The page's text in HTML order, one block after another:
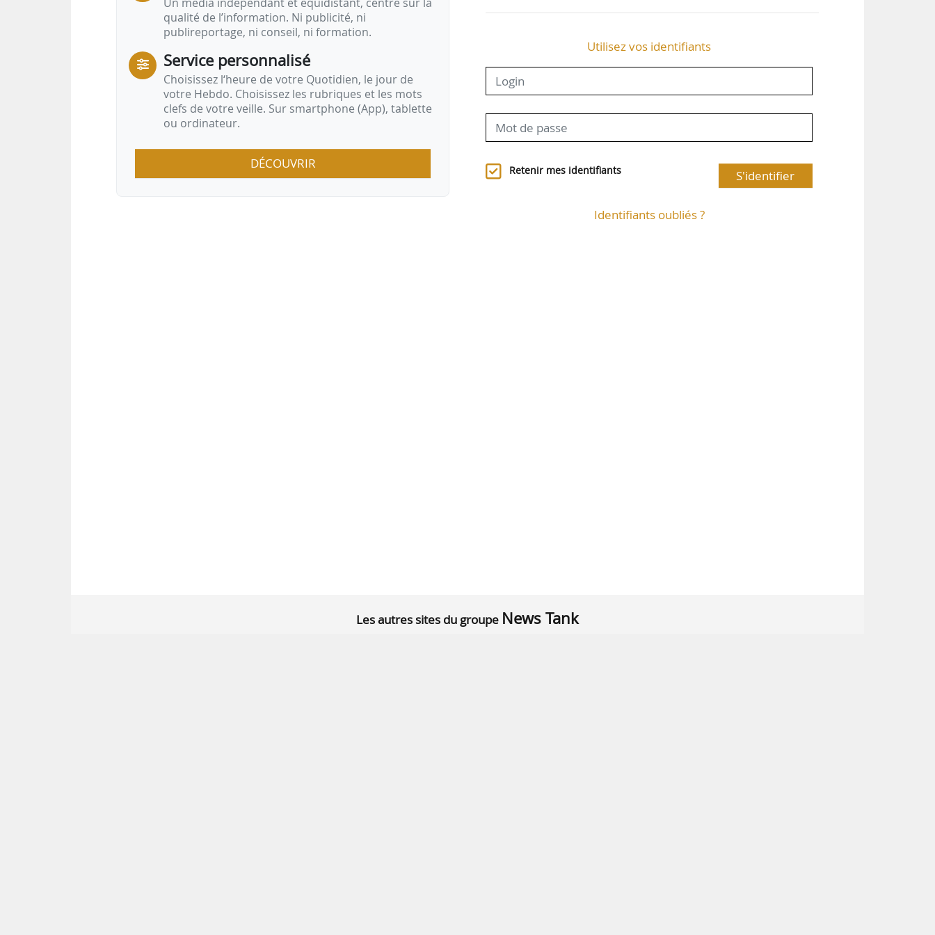
qualité de l’information. Ni publicité, ni
publireportage, ni conseil, ni formation.
Service personnalisé
Choisissez l‘heure de votre Quotidien, le jour de
votre Hebdo. Choisissez les rubriques et les mots
clefs de votre veille. Sur smartphone (App), tablette
ou ordinateur.
DÉCOUVRIR
Utilisez vos identifiants
Retenir mes identifiants S'identifier
Identifiants oubliés ?
Les autres sites du groupe News Tank